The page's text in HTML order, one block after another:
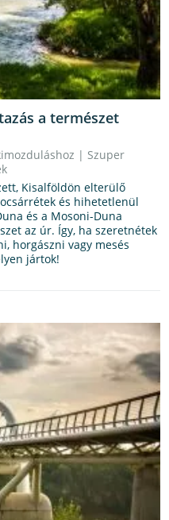
a természet
| Szuper
Kisalföldön elterülő
és hihetetlenül
és a Mosoni-Duna
az úr. Így, ha szeretnétek
horgászni vagy mesés
jártok!